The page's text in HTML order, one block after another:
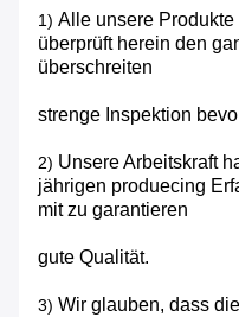
1) Alle unsere
überprüft herein den
überschreiten
strenge Inspektion
2) Unsere Arbeitskraft
jährigen produecing
mit zu garantieren
gute Qualität.
3) Wir glauben, dass